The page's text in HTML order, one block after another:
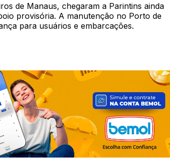
de Manaus, chegaram a Parintins ainda
provisória. A manutenção no Porto de
para usuários e embarcações.